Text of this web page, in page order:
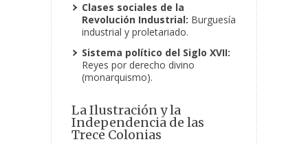
Clases sociales de la
Revolución Industrial: Burguesía
industrial y proletariado.
Sistema político del Siglo XVII:
Reyes por derecho divino
(monarquismo).
La Ilustración y la
Independencia de las
Trece Colonias